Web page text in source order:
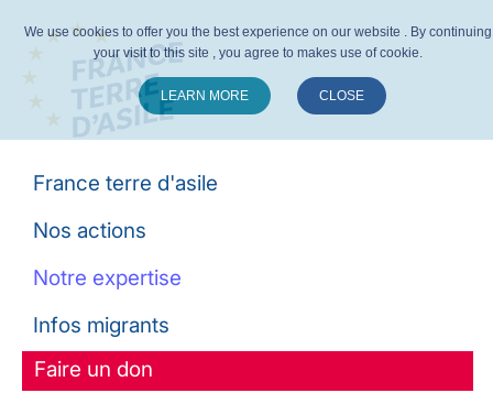
France terre d'asile
Nos actions
Notre expertise
Infos migrants
Faire un don
We use cookies to offer you the best experience on our website . By continuing
your visit to this site , you agree to makes use of cookie.
LEARN MORE CLOSE